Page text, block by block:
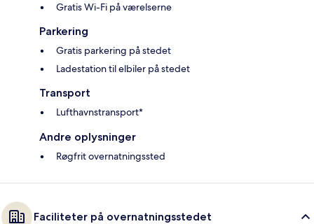
Gratis Wi-Fi på værelserne
Parkering
Gratis parkering på stedet
Ladestation til elbiler på stedet
Transport
Lufthavnstransport*
Andre oplysninger
Røgfrit overnatningssted
Faciliteter på overnatningsstedet